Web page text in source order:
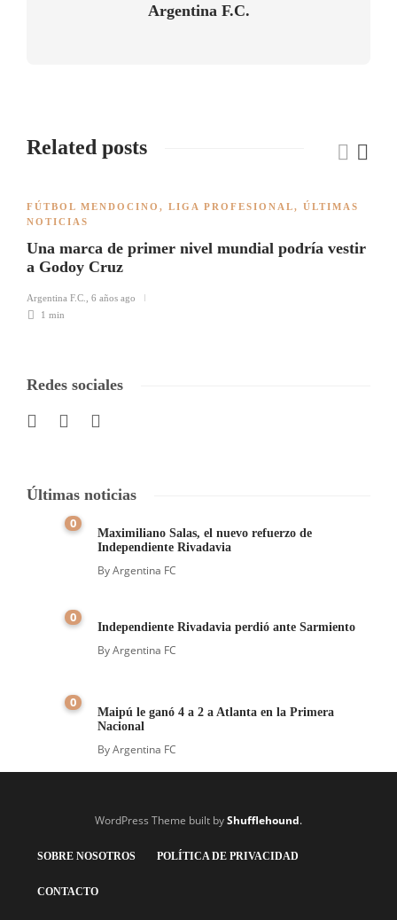
Argentina F.C.
Related posts
FÚTBOL MENDOCINO , LIGA PROFESIONAL, ÚLTIMAS
NOTICIAS
Una marca de primer nivel mundial podría vestir
a Godoy Cruz
Argentina F.C.
6 años ago
1 min
Redes sociales
Últimas noticias
0
Maximiliano Salas, el nuevo refuerzo de
Independiente Rivadavia
ByArgentina FC
0
Independiente Rivadavia perdió ante Sarmiento
ByArgentina FC
0
Maipú le ganó 4 a 2 a Atlanta en la Primera
Nacional
ByArgentina FC
WordPress Theme built byShufflehound.
SOBRE NOSOTROS POLÍTICA DE PRIVACIDAD
CONTACTO